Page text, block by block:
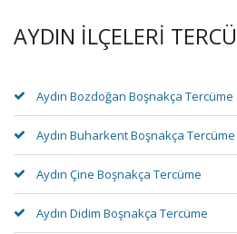
AYDIN İLÇELERI
Aydın Bozdoğan Boşnakça Tercüme
Aydın Buharkent Boşnakça Tercüme
Aydın Çine Boşnakça Tercüme
Aydın Didim Boşnakça Tercüme